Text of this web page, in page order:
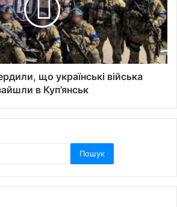
що українські війська
в Куп’янськ
Пошук